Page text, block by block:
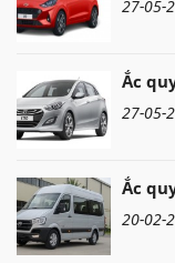
27-05-
Ắc
27-05-
Ắc
20-02-